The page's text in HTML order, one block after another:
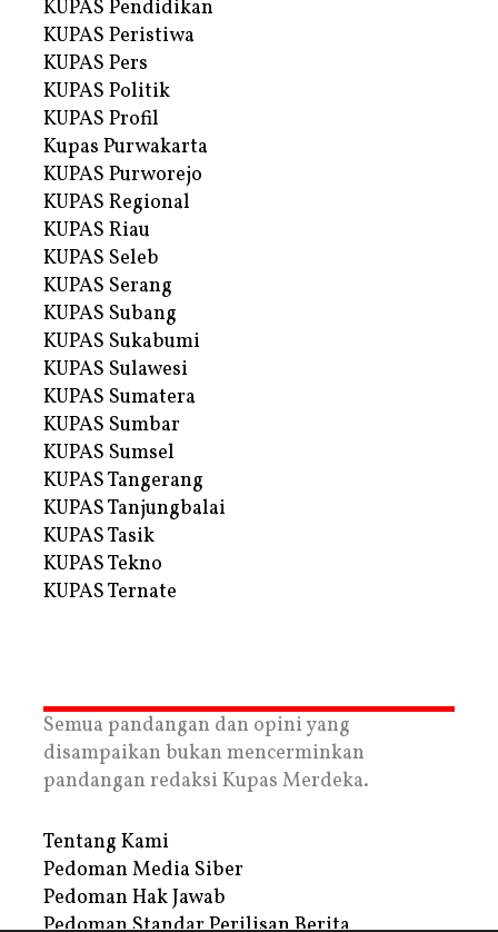
KUPAS Pendidikan
KUPAS Peristiwa
KUPAS Pers
KUPAS Politik
KUPAS Profil
Kupas Purwakarta
KUPAS Purworejo
KUPAS Regional
KUPAS Riau
KUPAS Seleb
KUPAS Serang
KUPAS Subang
KUPAS Sukabumi
KUPAS Sulawesi
KUPAS Sumatera
KUPAS Sumbar
KUPAS Sumsel
KUPAS Tangerang
KUPAS Tanjungbalai
KUPAS Tasik
KUPAS Tekno
KUPAS Ternate
Semua pandangan dan opini yang
disampaikan bukan mencerminkan
pandangan redaksi Kupas Merdeka.
Tentang Kami
Pedoman Media Siber
Pedoman Hak Jawab
Pedoman Standar Perilisan Berita